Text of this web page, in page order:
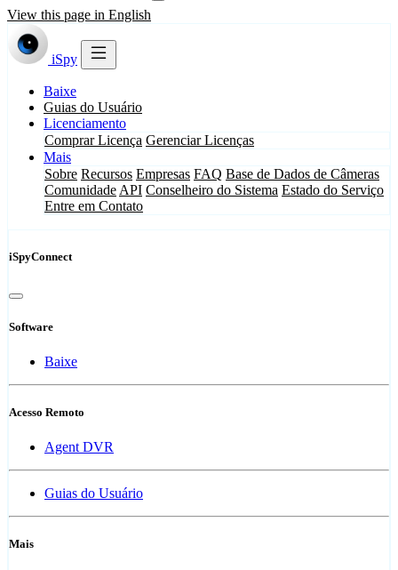
View this page in English
iSpy
Baixe
Guias do Usuário
Licenciamento
Comprar Licença Gerenciar Licenças
Mais
Sobre Recursos Empresas FAQ Base de Dados de Câmeras
Comunidade API Conselheiro do Sistema Estado do Serviço
Entre em Contato
iSpyConnect
Software
Baixe
Acesso Remoto
Agent DVR
Guias do Usuário
Mais